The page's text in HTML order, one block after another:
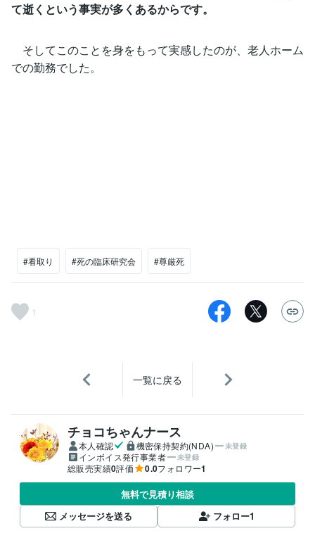
て逝くという事実が多くあるからです。
そしてこのことを身をもって実感したのが、老人ホーム
での勤務でした。
#看取り #死の臨床研究会 #尊厳死
1
一覧に戻る
チョコちゃんナース
本人確認 機密保持契約(NDA) 未登録
インボイス発行事業者 未登録
総販売実績0評価 0.0フォロワー1
無料で見積り相談
メッセージを送る
フォロー1